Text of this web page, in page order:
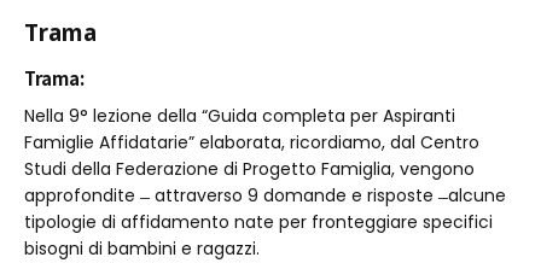
Trama
Trama:
Nella 9° lezione della “Guida completa per Aspiranti
Famiglie Affidatarie” elaborata, ricordiamo, dal Centro
Studi della Federazione di Progetto Famiglia, vengono
approfondite ̶ attraverso 9 domande e risposte ̶ alcune
tipologie di affidamento nate per fronteggiare specifici
bisogni di bambini e ragazzi.